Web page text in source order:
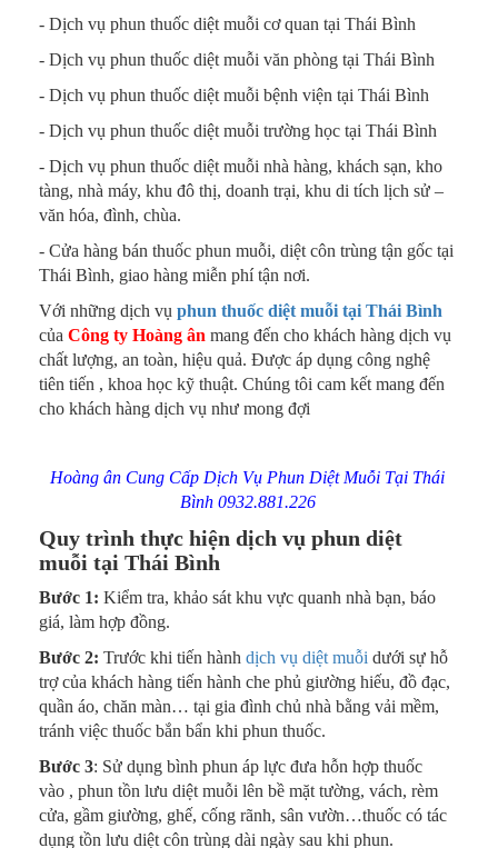
- Dịch vụ phun thuốc diệt muỗi cơ quan tại Thái Bình
- Dịch vụ phun thuốc diệt muỗi văn phòng tại Thái Bình
- Dịch vụ phun thuốc diệt muỗi bệnh viện tại Thái Bình
- Dịch vụ phun thuốc diệt muỗi trường học tại Thái Bình
- Dịch vụ phun thuốc diệt muỗi nhà hàng, khách sạn, kho
tàng, nhà máy, khu đô thị, doanh trại, khu di tích lịch sử –
văn hóa, đình, chùa.
- Cửa hàng bán thuốc phun muỗi, diệt côn trùng tận gốc tại
Thái Bình, giao hàng miễn phí tận nơi.
Với những dịch vụ phun thuốc diệt muỗi tại Thái Bình
của Công ty Hoàng ân mang đến cho khách hàng dịch vụ
chất lượng, an toàn, hiệu quả. Được áp dụng công nghệ
tiên tiến , khoa học kỹ thuật. Chúng tôi cam kết mang đến
cho khách hàng dịch vụ như mong đợi
Hoàng ân Cung Cấp Dịch Vụ Phun Diệt Muỗi Tại Thái
Bình 0932.881.226
Quy trình thực hiện dịch vụ phun diệt
muỗi tại Thái Bình
Bước 1: Kiểm tra, khảo sát khu vực quanh nhà bạn, báo
giá, làm hợp đồng.
Bước 2: Trước khi tiến hành dịch vụ diệt muỗi dưới sự hỗ
trợ của khách hàng tiến hành che phủ giường hiếu, đồ đạc,
quần áo, chăn màn… tại gia đình chủ nhà bằng vải mềm,
tránh việc thuốc bắn bẩn khi phun thuốc.
Bước 3: Sử dụng bình phun áp lực đưa hỗn hợp thuốc
vào , phun tồn lưu diệt muỗi lên bề mặt tường, vách, rèm
cửa, gầm giường, ghế, cống rãnh, sân vườn…thuốc có tác
dụng tồn lưu diệt côn trùng dài ngày sau khi phun.